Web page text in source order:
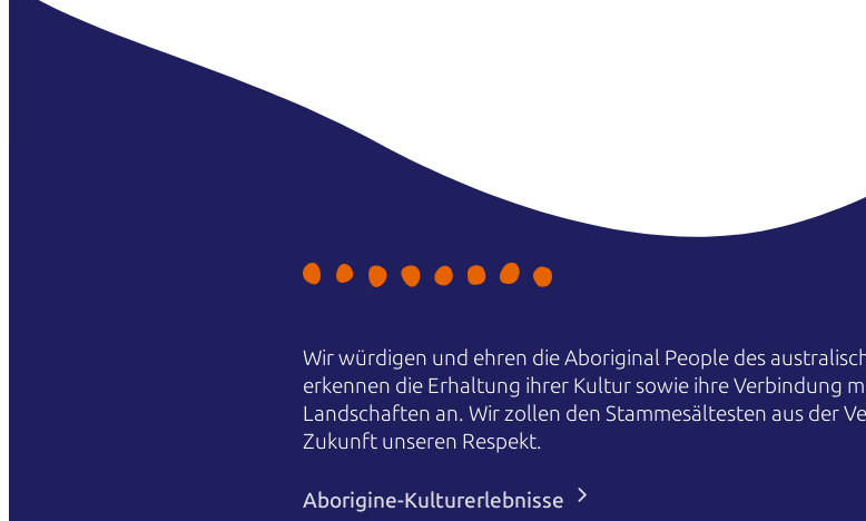
Wir würdigen und ehren die Aboriginal People des
erkennen die Erhaltung ihrer Kultur sowie ihre Verbindung
Landschaften an. Wir zollen den Stammesältesten aus der
Zukunft unseren Respekt.
Aborigine-Kulturerlebnisse